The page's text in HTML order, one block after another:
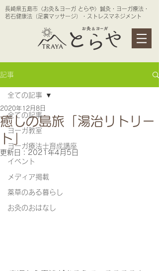
長崎県五島市〈お灸＆ヨーガ とらや〉鍼灸・ヨーガ療法・
若石健康法（足裏マッサージ）・ストレスマネジメント
記事
全ての記事
ヨーガ教室
ヨーガ療法士育成講座
イベント
メディア掲載
薬草のある暮らし
お灸のおはなし
全ての記事
癒しの島旅「湯治リトリー
ト」
2020年12月8日
更新日： 2021年4月5日